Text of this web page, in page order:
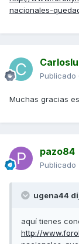
nacionales-
Publicado
Muchas gracias
pazo84
Publicado
ugena44
aquí tienes
http://